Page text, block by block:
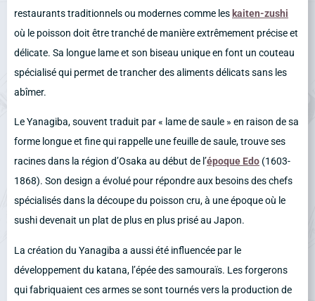
restaurants traditionnels ou modernes comme les kaiten-zushi
où le poisson doit être tranché de manière extrêmement précise et
délicate. Sa longue lame et son biseau unique en font un couteau
spécialisé qui permet de trancher des aliments délicats sans les
abîmer.
Le Yanagiba, souvent traduit par « lame de saule » en raison de sa
forme longue et fine qui rappelle une feuille de saule, trouve ses
racines dans la région d’Osaka au début de l’époque Edo (1603-
1868). Son design a évolué pour répondre aux besoins des chefs
spécialisés dans la découpe du poisson cru, à une époque où le
sushi devenait un plat de plus en plus prisé au Japon.
La création du Yanagiba a aussi été influencée par le
développement du katana, l’épée des samouraïs. Les forgerons
qui fabriquaient ces armes se sont tournés vers la production de